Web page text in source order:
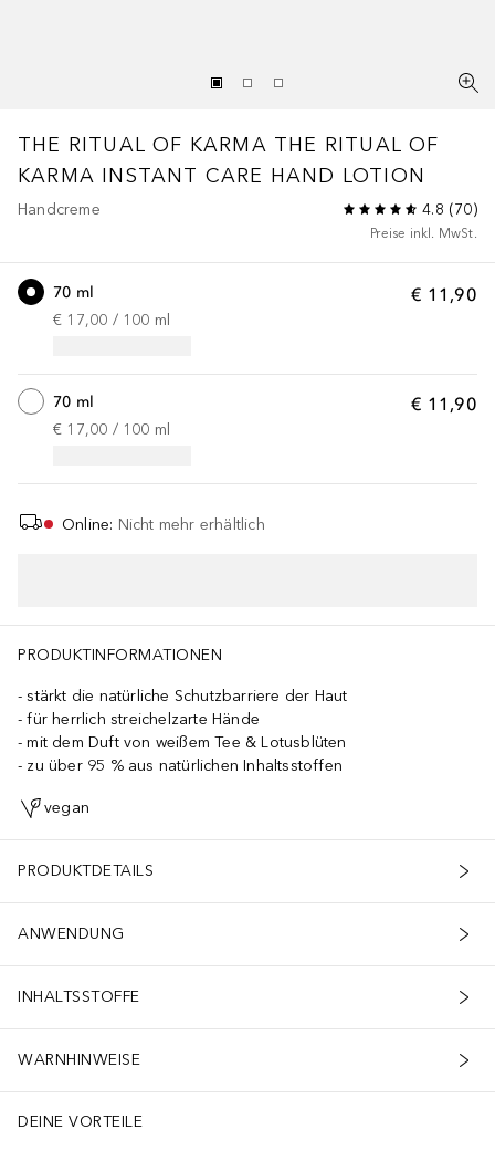
THE RITUAL OF KARMA THE RITUAL OF
KARMA INSTANT CARE HAND LOTION
Handcreme 4.8 (70)
Preise inkl. MwSt.
€ 11,90
70 ml
€ 17,00 / 100 ml
€ 11,90
70 ml
€ 17,00 / 100 ml
Online: Nicht mehr erhältlich
PRODUKTINFORMATIONEN
stärkt die natürliche Schutzbarriere der Haut
für herrlich streichelzarte Hände
mit dem Duft von weißem Tee & Lotusblüten
zu über 95 % aus natürlichen Inhaltsstoffen
vegan
PRODUKTDETAILS
ANWENDUNG
INHALTSSTOFFE
WARNHINWEISE
DEINE VORTEILE